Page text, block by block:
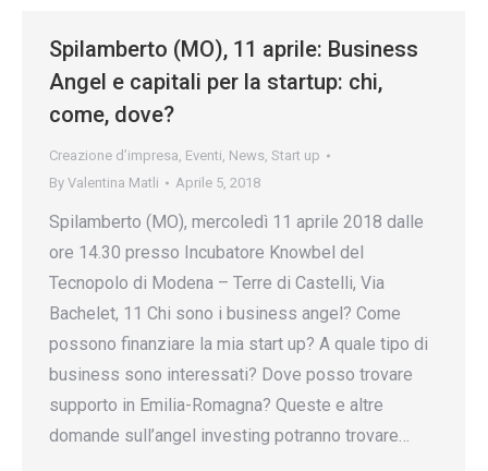
Spilamberto (MO), 11 aprile: Business
Angel e capitali per la startup: chi,
come, dove?
Creazione d’impresa, Eventi, News, Start up
By Valentina Matli Aprile 5, 2018
Spilamberto (MO), mercoledì 11 aprile 2018 dalle
ore 14.30 presso Incubatore Knowbel del
Tecnopolo di Modena – Terre di Castelli, Via
Bachelet, 11 Chi sono i business angel? Come
possono finanziare la mia start up? A quale tipo di
business sono interessati? Dove posso trovare
supporto in Emilia-Romagna? Queste e altre
domande sull’angel investing potranno trovare…